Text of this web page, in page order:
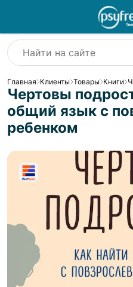
Главная Клиенты Товары Книги
Чертовы
общий язык с
ребенком